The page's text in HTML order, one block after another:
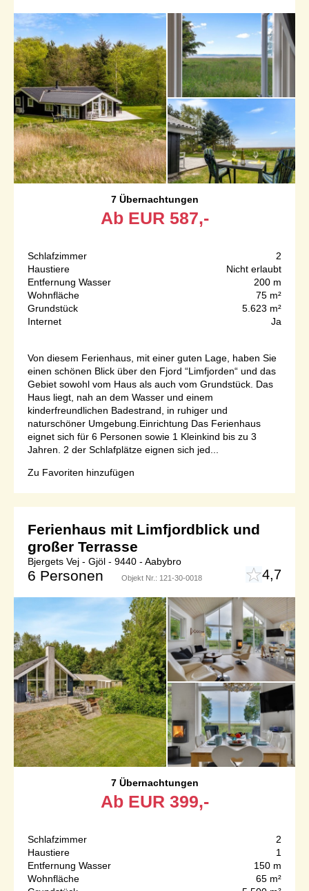
7 Übernachtungen
Ab EUR 587,-
Schlafzimmer
2
Haustiere
Nicht erlaubt
Entfernung Wasser
200 m
Wohnfläche
75 m²
Grundstück
5.623 m²
Internet
Ja
Von diesem Ferienhaus, mit einer guten Lage, haben Sie
einen schönen Blick über den Fjord “Limfjorden“ und das
Gebiet sowohl vom Haus als auch vom Grundstück. Das
Haus liegt, nah an dem Wasser und einem
kinderfreundlichen Badestrand, in ruhiger und
naturschöner Umgebung.Einrichtung Das Ferienhaus
eignet sich für 6 Personen sowie 1 Kleinkind bis zu 3
Jahren. 2 der Schlafplätze eignen sich jed...
Zu Favoriten hinzufügen
Ferienhaus mit Limfjordblick und
großer Terrasse
Bjergets Vej - Gjöl - 9440 - Aabybro
6 Personen Objekt Nr.: 121-30-0018 4,7
7 Übernachtungen
Ab EUR 399,-
Schlafzimmer
2
Haustiere
1
Entfernung Wasser
150 m
Wohnfläche
65 m²